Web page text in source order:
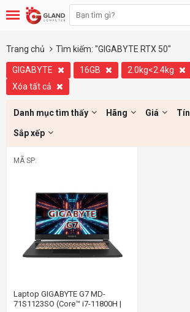
Trang chủ Tìm kiếm: "GIGABYTE RTX 50"
GIGABYTE 16GB 2.0kg<2.4kg
Xóa tất cả
Danh mục tìm thấy Hãng Giá
Sắp xếp
MÃ SP:
Laptop GIGABYTE G7 MD-
71S1123SO (Core™ i7-11800H |